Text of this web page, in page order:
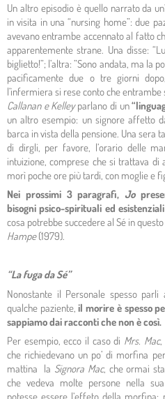
Un altro episodio è quello narrato da
in visita in una “nursing home”: due
avevano entrambe accennato al fatto
apparentemente strane. Una disse:
biglietto!”; l’altra: ”Sono andata, ma la
pacificamente due o tre giorni
l’infermiera si rese conto che
Callanan e Kelleyparlano di un
un altro esempio: un signore affetto
barca in vista della pensione. Una sera
di dirgli, per favore, l’orario delle
intuizione, comprese che si trattava di
morì poche ore più tardi, con moglie e
Nei prossimi 3 paragrafi, Jo
bisogni psico-spirituali ed
cosa potrebbe succedere al Sé in
Hampe(1979).
“La fuga da Sé”
Nonostante il Personale spesso
qualche paziente,il morire è spesso
sappiamo dai racconti che non è così.
Per esempio, ecco il caso di Mrs. Mac,
che richiedevano un po’ di morfina
mattina la Signora Mac, che ormai
che vedeva molte persone nella